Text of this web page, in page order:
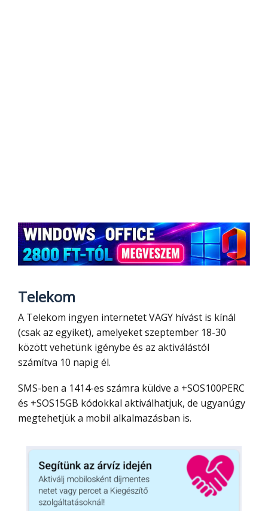
Telekom
A Telekom ingyen internetet VAGY hívást is kínál
(csak az egyiket), amelyeket szeptember 18-30
között vehetünk igénybe és az aktiválástól
számítva 10 napig él.
SMS-ben a 1414-es számra küldve a +SOS100PERC
és +SOS15GB kódokkal aktiválhatjuk, de ugyanúgy
megtehetjük a mobil alkalmazásban is.